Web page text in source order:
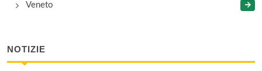
Veneto
NOTIZIE